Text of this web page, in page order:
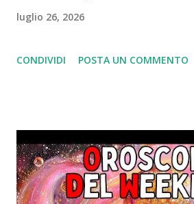
luglio 26, 2026
CONDIVIDI POSTA UN COMMENTO